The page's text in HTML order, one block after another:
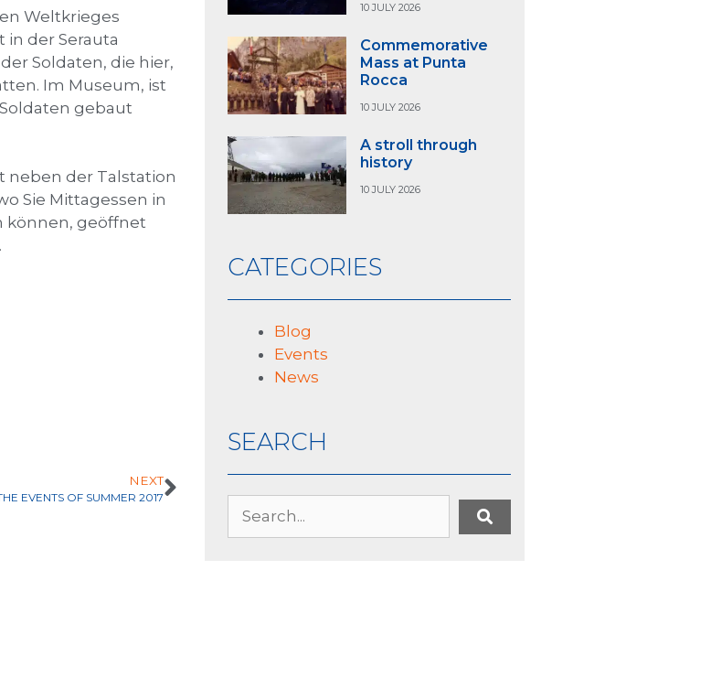
Weltkrieges
in der Serauta
Soldaten, die hier,
Im Museum, ist
gebaut
neben der Talstation
Sie Mittagessen in
können, geöffnet
NEXT
EVENTS OF SUMMER 2017
10 JULY 2026
Commemorative
Mass at Punta
Rocca
10 JULY 2026
A stroll through
history
10 JULY 2026
CATEGORIES
Blog
Events
News
SEARCH